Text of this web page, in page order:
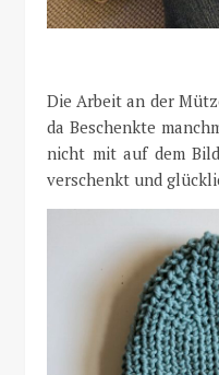
Die Arbeit an der
da Beschenkte
nicht mit auf dem
verschenkt und